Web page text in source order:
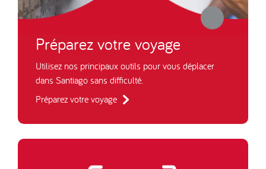
Préparez votre voyage
Utilisez nos principaux outils pour vous déplacer
dans Santiago sans difficulté.
Préparez votre voyage